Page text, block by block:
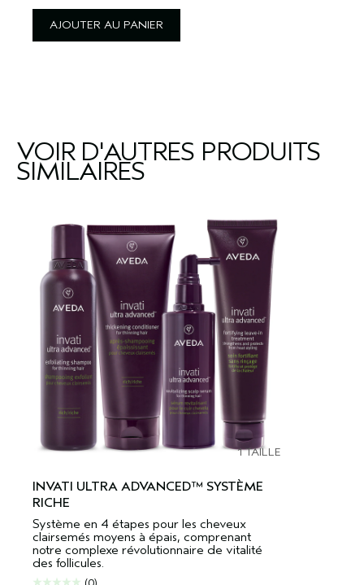
AJOUTER AU PANIER
VOIR D'AUTRES PRODUITS
SIMILAIRES
1 TAILLE
INVATI ULTRA ADVANCED™ SYSTÈME
RICHE
Système en 4 étapes pour les cheveux
clairsemés moyens à épais, comprenant
notre complexe révolutionnaire de vitalité
des follicules.